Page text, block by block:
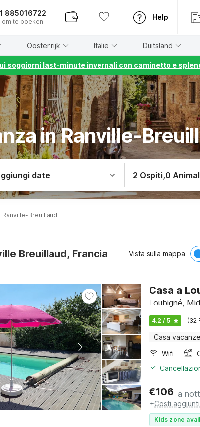
885016722
om te boeken
Help
Oostenrijk Italië Duitsland
soggiorni last-minute invernali con caminetto e
in Ranville-
date 2 Ospiti,0
Ranville-Breuillaud
Breuillaud, Francia Vista sulla mappa
Casa a
Loubigné,
4.2 / 5 (32
Casa vacanze
Wifi
€106 a
+Costi
Kids zone